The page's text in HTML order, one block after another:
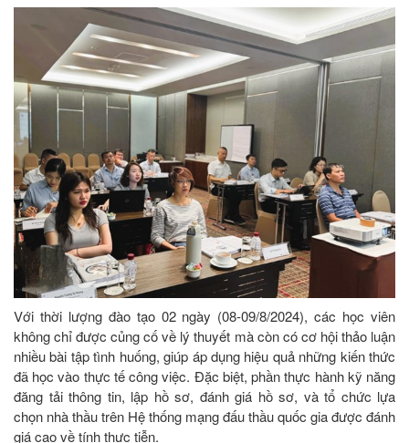
Với thời lượng đào tạo 02 ngày (08-09/8/2024), các học viên
không chỉ được củng cố về lý thuyết mà còn có cơ hội thảo luận
nhiều bài tập tình huống, giúp áp dụng hiệu quả những kiến thức
đã học vào thực tế công việc. Đặc biệt, phần thực hành kỹ năng
đăng tải thông tin, lập hồ sơ, đánh giá hồ sơ, và tổ chức lựa
chọn nhà thầu trên Hệ thống mạng đấu thầu quốc gia được đánh
giá cao về tính thực tiễn.